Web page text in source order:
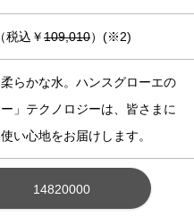
税込￥109,010）(※2)
らかな水。ハンスグローエの
ー」テクノロジーは、皆さまに
い心地をお届けします。
14820000